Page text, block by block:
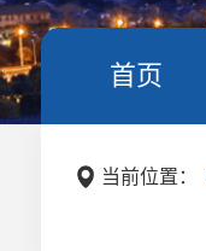
首页
当前位置：